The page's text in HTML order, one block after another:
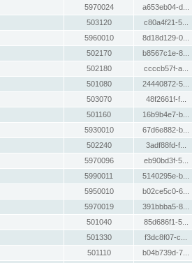
5970024 a653eb04-d...
503120 c80a4f21-5...
5960010 8d18d129-0...
502170 b8567c1e-8...
502180 ccccb57f-a...
501080 24440872-5...
503070 48f2661f-f...
501160 16b9b4e7-b...
5930010 67d6e882-b...
502240 3adf88fd-f...
5970096 eb90bd3f-5...
5990011 5140295e-b...
5950010 b02ce5c0-6...
5970019 391bbba5-8...
501040 85d686f1-5...
501330 f3dc8f07-c...
501110 b04b739d-7...